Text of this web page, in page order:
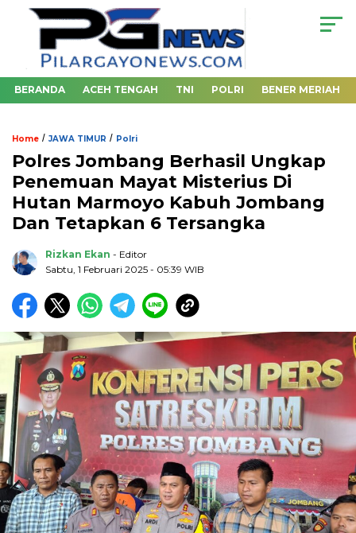
BERANDA ACEH TENGAH TNI POLRI BENER MERIAH
Home / JAWA TIMUR / Polri
Polres Jombang Berhasil Ungkap
Penemuan Mayat Misterius Di
Hutan Marmoyo Kabuh Jombang
Dan Tetapkan 6 Tersangka
Rizkan Ekan - Editor
Sabtu, 1 Februari 2025 - 05:39 WIB